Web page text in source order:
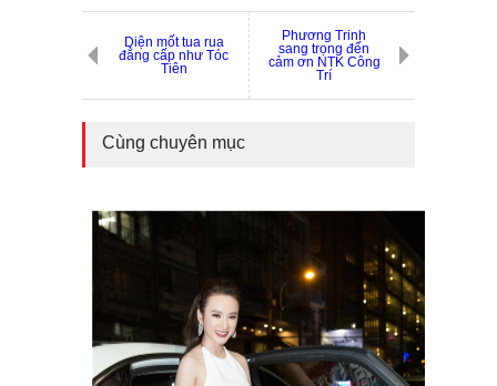
Diện mốt tua rua
đẳng cấp như Tóc
Tiên
Phương Trinh
sang trọng đến
cảm ơn NTK Công
Trí
Cùng chuyên mục